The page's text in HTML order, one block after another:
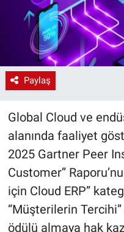
Paylaş
Global Cloud ve
alanında faaliyet
2025 Gartner Peer
Customer”
için Cloud ERP”
“Müşterilerin
ödülü almaya hak